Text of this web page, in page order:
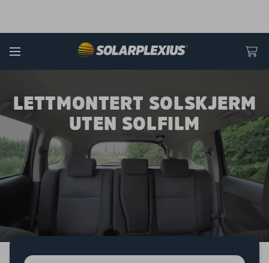
Menu
LETTMONTERT SOLSKJERM
UTEN SOLFILM